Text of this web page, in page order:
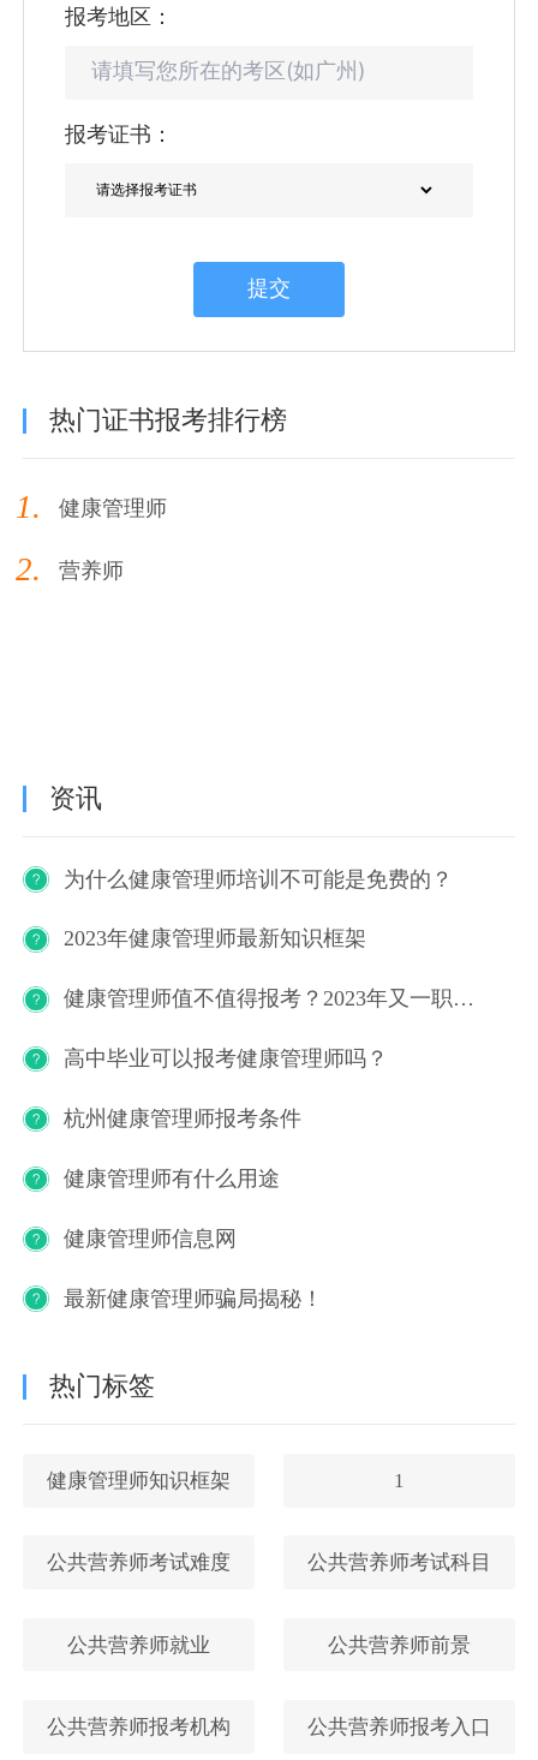
报考地区：
报考证书：
提交
热门证书报考排行榜
1. 健康管理师
2. 营养师
资讯
为什么健康管理师培训不可能是免费的？
2023年健康管理师最新知识框架
健康管理师值不值得报考？2023年又一职业技能等级证书重磅人才政策发布！
高中毕业可以报考健康管理师吗？
杭州健康管理师报考条件
健康管理师有什么用途
健康管理师信息网
最新健康管理师骗局揭秘！
热门标签
健康管理师知识框架 1
公共营养师考试难度 公共营养师考试科目
公共营养师就业 公共营养师前景
公共营养师报考机构 公共营养师报考入口